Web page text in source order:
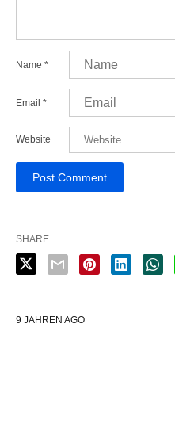
Name *
Email *
Website
SHARE
9 JAHREN AGO